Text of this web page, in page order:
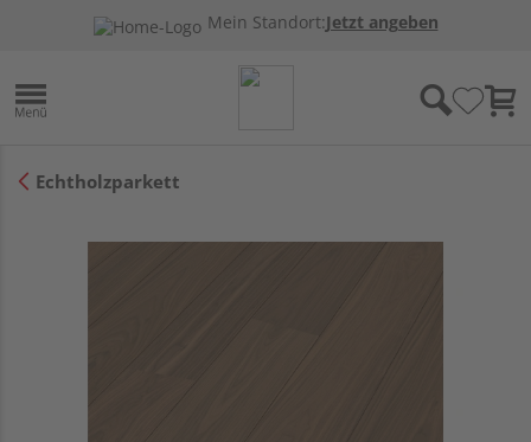
Mein Standort:Jetzt angeben
Echtholzparkett